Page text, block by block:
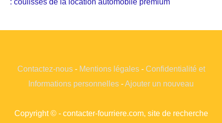
Contactez-nous- Mentions légales- Confidentialité et
Informations personnelles -Ajouter un nouveau
Copyright © - contacter-fourriere.com, site de recherche